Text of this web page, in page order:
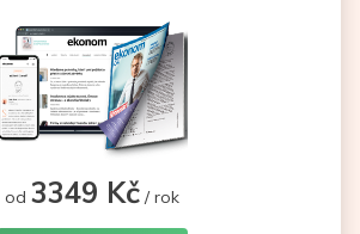
od 3349 Kč / rok